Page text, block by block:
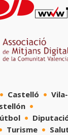
Castelló
Turisme